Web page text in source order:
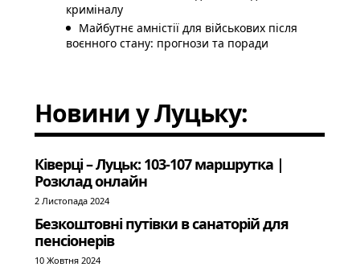
криміналу
Майбутнє амністії для військових після
воєнного стану: прогнози та поради
Новини у Луцьку:
Ківерці – Луцьк: 103-107 маршрутка |
Розклад онлайн
2 Листопада 2024
Безкоштовні путівки в санаторій для
пенсіонерів
10 Жовтня 2024